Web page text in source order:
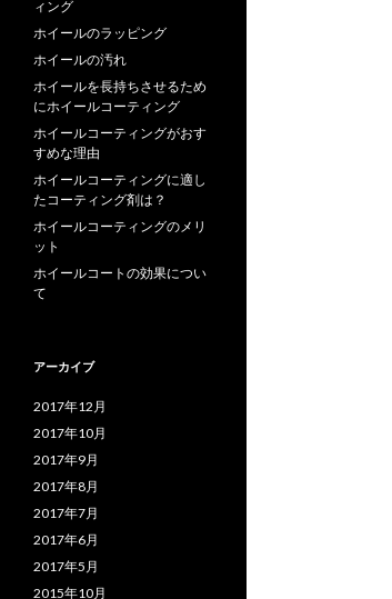
ィング
ホイールのラッピング
ホイールの汚れ
ホイールを長持ちさせるため
にホイールコーティング
ホイールコーティングがおす
すめな理由
ホイールコーティングに適し
たコーティング剤は？
ホイールコーティングのメリ
ット
ホイールコートの効果につい
て
アーカイブ
2017年12月
2017年10月
2017年9月
2017年8月
2017年7月
2017年6月
2017年5月
2015年10月